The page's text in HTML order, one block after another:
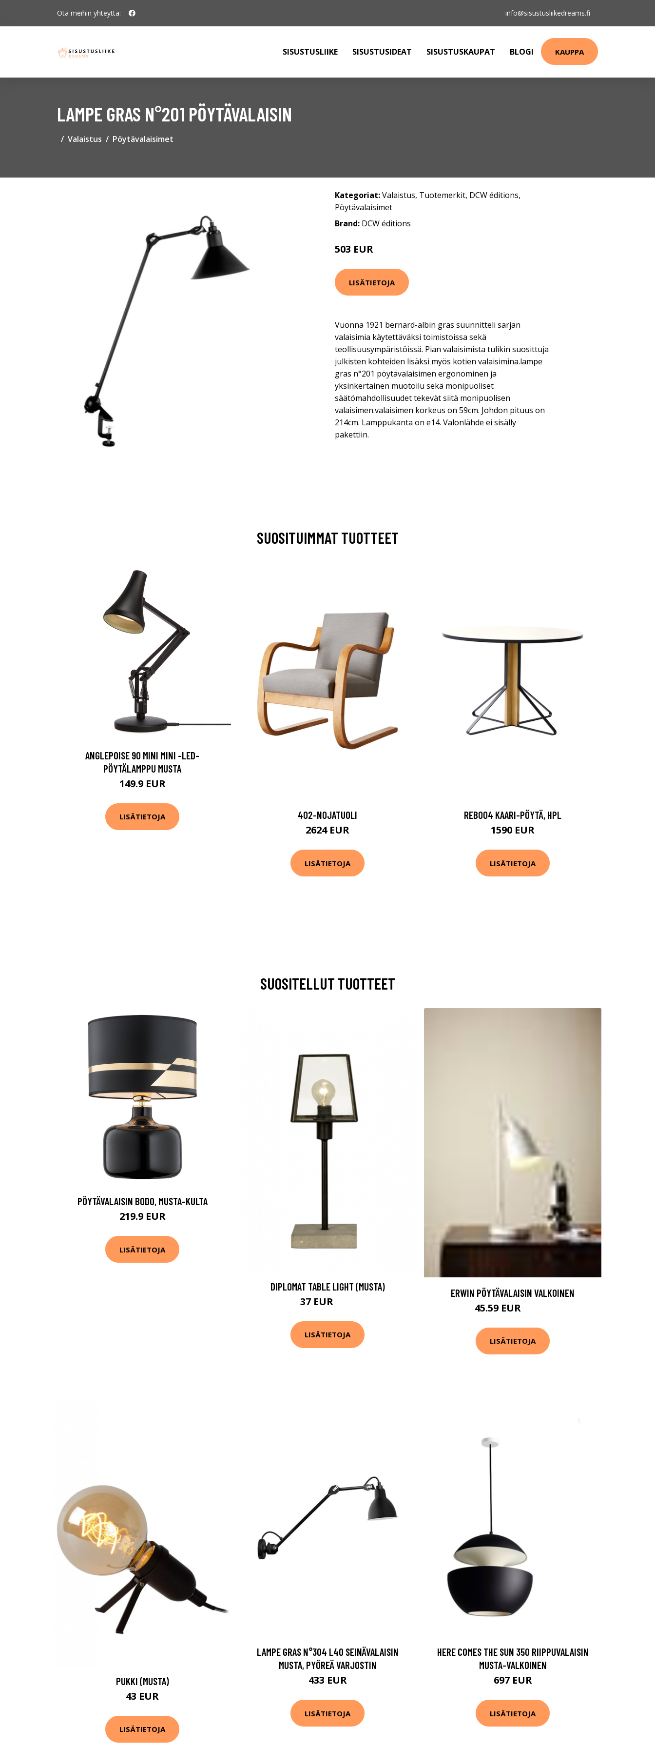
Ota meihin yhteyttä: info@sisustusliikedreams.fi
SISUSTUSLIIKE SISUSTUSIDEAT SISUSTUSKAUPAT BLOGI KAUPPA
LAMPE GRAS N°201 PÖYTÄVALAISIN
Valaistus Pöytävalaisimet
Kategoriat:Valaistus, Tuotemerkit, DCW éditions,
Pöytävalaisimet
Brand: DCW éditions
503 EUR
LISÄTIETOJA
Vuonna 1921 bernard-albin gras suunnitteli sarjan
valaisimia käytettäväksi toimistoissa sekä
teollisuusympäristöissä. Pian valaisimista tulikin suosittuja
julkisten kohteiden lisäksi myös kotien valaisimina.lampe
gras n°201 pöytävalaisimen ergonominen ja
yksinkertainen muotoilu sekä monipuoliset
säätömahdollisuudet tekevät siitä monipuolisen
valaisimen.valaisimen korkeus on 59cm. Johdon pituus on
214cm. Lamppukanta on e14. Valonlähde ei sisälly
pakettiin.
SUOSITUIMMAT TUOTTEET
ANGLEPOISE 90 MINI MINI -LED-
PÖYTÄLAMPPU MUSTA
149.9 EUR
LISÄTIETOJA 402-NOJATUOLI
2624 EUR
LISÄTIETOJA
REB004 KAARI-PÖYTÄ, HPL
1590 EUR
LISÄTIETOJA
SUOSITELLUT TUOTTEET
PÖYTÄVALAISIN BODO, MUSTA-KULTA
219.9 EUR
LISÄTIETOJA
DIPLOMAT TABLE LIGHT (MUSTA)
37 EUR
LISÄTIETOJA
ERWIN PÖYTÄVALAISIN VALKOINEN
45.59 EUR
LISÄTIETOJA
PUKKI (MUSTA)
43 EUR
LISÄTIETOJA
LAMPE GRAS N°304 L40 SEINÄVALAISIN
MUSTA, PYÖREÄ VARJOSTIN
433 EUR
LISÄTIETOJA
HERE COMES THE SUN 350 RIIPPUVALAISIN
MUSTA-VALKOINEN
697 EUR
LISÄTIETOJA